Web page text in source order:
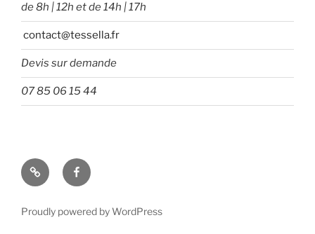
de 8h | 12h et de 14h | 17h
contact@tessella.fr
Devis sur demande
07 85 06 15 44
Tessella Facebook
Proudly powered by WordPress